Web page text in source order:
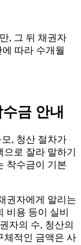
, 그 뒤 채권자
따라 수개월
금 안내
, 청산 절차가
로 잘라 말하기
착수금이 기본
권자에게 알리는
비용 등이 실비
자의 수, 청산의
체적인 금액은 사